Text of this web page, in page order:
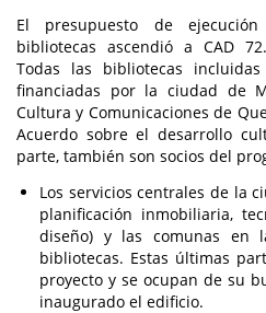
El presupuesto de
bibliotecas ascendió a CAD
Todas las bibliotecas
financiadas por la ciudad de
Cultura y Comunicaciones de
Acuerdo sobre el desarrollo
parte, también son socios del
Los servicios centrales de la
planificación inmobiliaria,
diseño) y las comunas en
bibliotecas. Estas últimas
proyecto y se ocupan de su
inaugurado el edificio.